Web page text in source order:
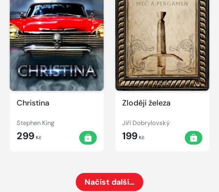
Christina
Stephen King
299 Kč
Zloději železa
Jiří Dobrylovský
199 Kč
Načíst další…